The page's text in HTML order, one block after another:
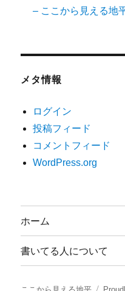
– ここから見える地
メタ情報
ログイン
投稿フィード
コメントフィード
WordPress.org
ホーム
書いてる人について